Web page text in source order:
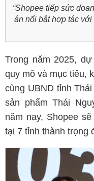
“Shopee tiếp sức
án nổi bật hợp tác
Trong năm 2025,
quy mô và mục tiêu,
cùng UBND tỉnh
sản phẩm Thái
năm nay, Shopee
tại 7 tỉnh thành trọng